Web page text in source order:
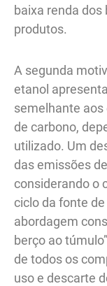
baixa renda
produtos.
A segunda
etanol
semelhante
de carbono,
utilizado. Um
das emissões
considerando o
ciclo da fonte
abordagem
berço ao
de todos os
uso e descarte